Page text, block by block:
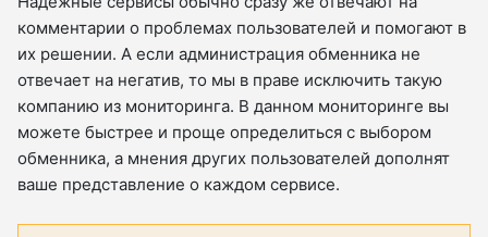
комментарии о проблемах пользователей и помогают в
их решении. А если администрация обменника не
отвечает на негатив, то мы в праве исключить такую
компанию из мониторинга. В данном мониторинге вы
можете быстрее и проще определиться с выбором
обменника, а мнения других пользователей дополнят
ваше представление о каждом сервисе.